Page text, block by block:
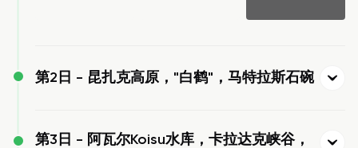
第2日 - 昆扎克高原，"白鹤"，马特拉斯石碗
第3日 - 阿瓦尔Koisu水库，卡拉达克峡谷，